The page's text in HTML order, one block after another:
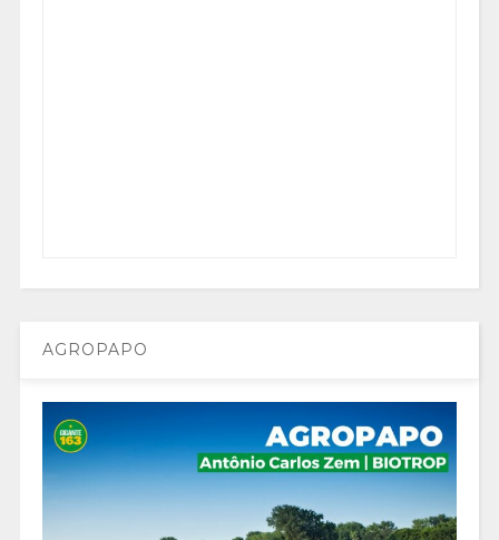
AGROPAPO